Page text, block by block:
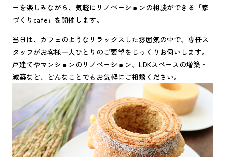
ーを楽しみながら、気軽にリノベーションの相談ができる「家
づくりcafe」を開催します。
当日は、カフェのようなリラックスした雰囲気の中で、専任ス
タッフがお客様一人ひとりのご要望をじっくりお伺いします。
戸建てやマンションのリノベーション、LDKスペースの増築・
減築など、どんなことでもお気軽にご相談ください。